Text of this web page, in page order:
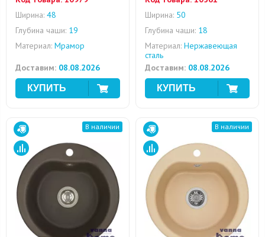
Ширина: 48
Глубина чаши: 19
Материал: Мрамор
Доставим: 08.08.2026
Ширина: 50
Глубина чаши: 18
Материал: Нержавеющая
сталь
Доставим: 08.08.2026
В наличии В наличии